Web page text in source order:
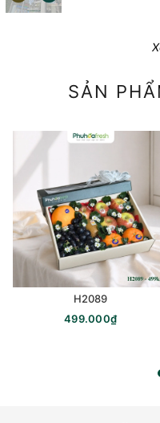
SẢN
H2089
499.000₫